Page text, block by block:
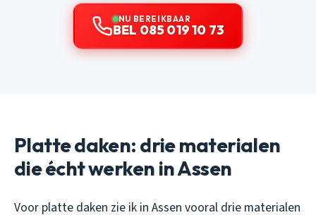
NU BEREIKBAAR
BEL 085 019 10 73
Platte daken: drie materialen
die écht werken in Assen
Voor platte daken zie ik in Assen vooral drie materialen